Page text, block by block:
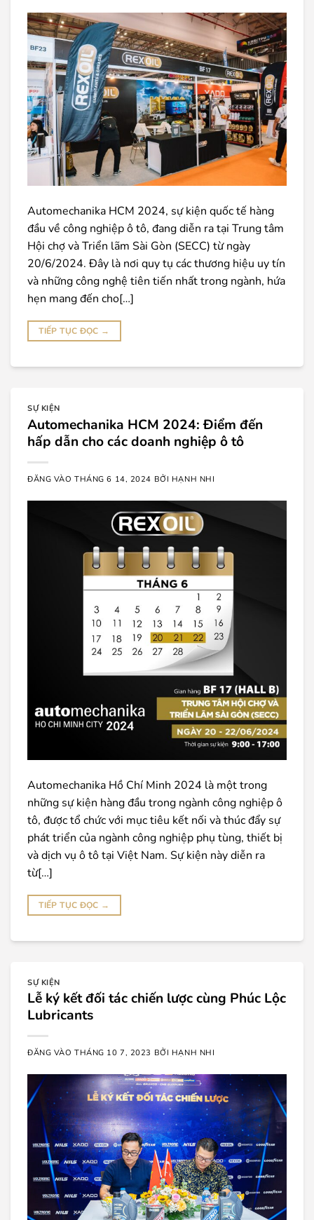
Automechanika HCM 2024, sự kiện quốc tế hàng
đầu về công nghiệp ô tô, đang diễn ra tại Trung tâm
Hội chợ và Triển lãm Sài Gòn (SECC) từ ngày
20/6/2024. Đây là nơi quy tụ các thương hiệu uy tín
và những công nghệ tiên tiến nhất trong ngành, hứa
hẹn mang đến cho[…]
TIẾP TỤC ĐỌC →
SỰ KIỆN
Automechanika HCM 2024: Điểm đến
hấp dẫn cho các doanh nghiệp ô tô
ĐĂNG VÀOTHÁNG 6 14, 2024 BỞI HẠNH NHI
Automechanika Hồ Chí Minh 2024 là một trong
những sự kiện hàng đầu trong ngành công nghiệp ô
tô, được tổ chức với mục tiêu kết nối và thúc đẩy sự
phát triển của ngành công nghiệp phụ tùng, thiết bị
và dịch vụ ô tô tại Việt Nam. Sự kiện này diễn ra
từ[…]
TIẾP TỤC ĐỌC →
SỰ KIỆN
Lễ ký kết đối tác chiến lược cùng Phúc Lộc
Lubricants
ĐĂNG VÀOTHÁNG 10 7, 2023 BỞI HẠNH NHI